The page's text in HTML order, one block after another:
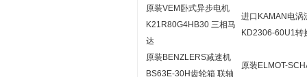
原装VEM卧式异步电机
K21R80G4HB30 三相马
达
进口KAMAN电涡
KD2306-60U1转
原装BENZLERS减速机
BS63E-30H齿轮箱 联轴
原装ELMOT-